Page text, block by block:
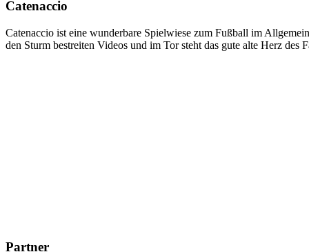
Catenaccio
Catenaccio ist eine wunderbare Spielwiese zum Fußball im
den Sturm bestreiten Videos und im Tor steht das gute alte Herz des
Partner